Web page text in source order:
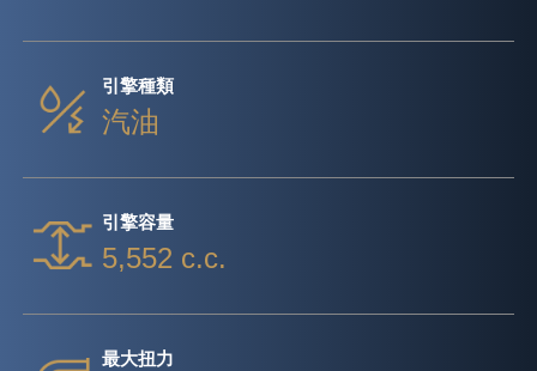
引擎種類
汽油
引擎容量
5,552 c.c.
最大扭力